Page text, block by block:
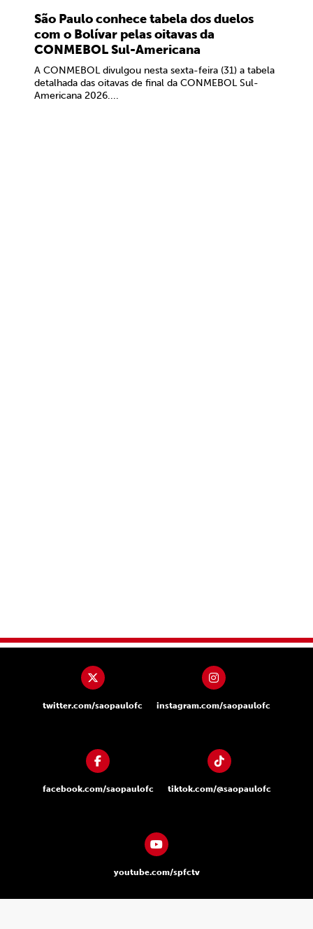
São Paulo conhece tabela dos duelos
com o Bolívar pelas oitavas da
CONMEBOL Sul-Americana
A CONMEBOL divulgou nesta sexta-feira (31) a tabela
detalhada das oitavas de final da CONMEBOL Sul-
Americana 2026....
twitter.com/saopaulofc instagram.com/saopaulofc
facebook.com/saopaulofc tiktok.com/@saopaulofc
youtube.com/spfctv